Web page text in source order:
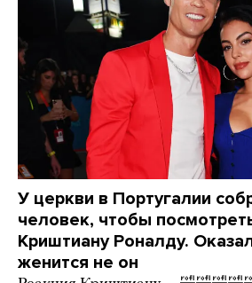
У церкви в Португалии
человек, чтобы
Криштиану Роналду.
женится не он